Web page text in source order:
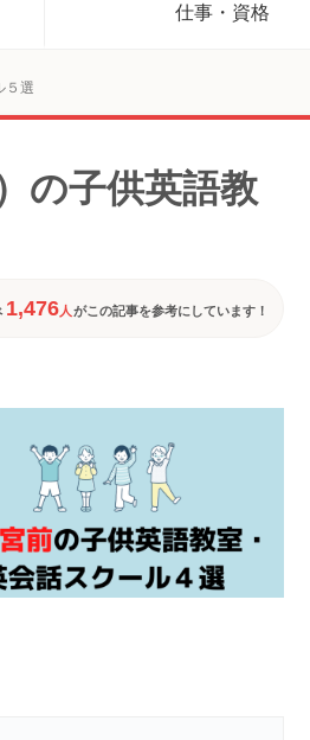
仕事・資格
５選
の子供英語教
1,476人 がこの記事を参考にしています！